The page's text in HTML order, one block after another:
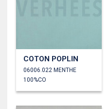
COTON POPLIN
06006.022 MENTHE
100%CO